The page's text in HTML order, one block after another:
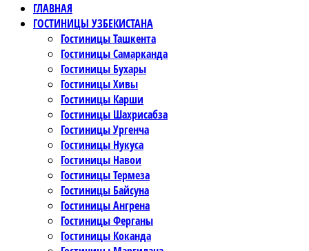
ГЛАВНАЯ
ГОСТИНИЦЫ УЗБЕКИСТАНА
Гостиницы Ташкента
Гостиницы Самарканда
Гостиницы Бухары
Гостиницы Хивы
Гостиницы Карши
Гостиницы Шахрисабза
Гостиницы Ургенча
Гостиницы Нукуса
Гостиницы Навои
Гостиницы Термеза
Гостиницы Байсуна
Гостиницы Ангрена
Гостиницы Ферганы
Гостиницы Коканда